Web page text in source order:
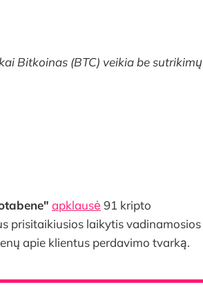
Bitkoinas (BTC) veikia be sutrikimų
apklausė 91 kripto
prisitaikiusios laikytis vadinamosios
apie klientus perdavimo tvarką.